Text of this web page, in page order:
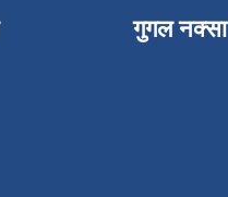
गुगल नक्सा